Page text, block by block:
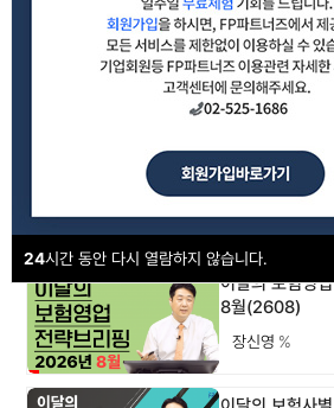
24시간 동안 다시 열람하지 않습니다.
이달의 보험사별 상품 판매전략_2026년 6월_생명
#보험상품 #소식지
이달의 보험상품 소식지 집중비교 분석을 통한
이달의 보험영
8월(2608)
장신영 %